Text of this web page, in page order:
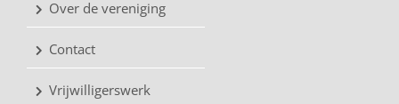
Over de vereniging
Contact
Vrijwilligerswerk